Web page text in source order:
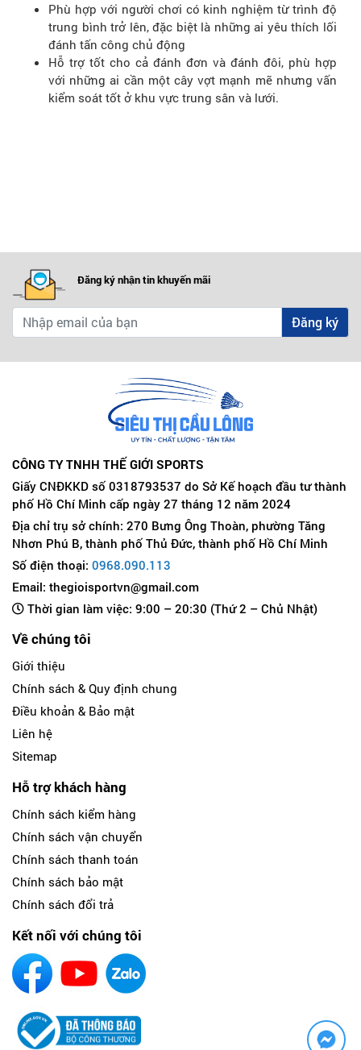
Phù hợp với người chơi có kinh nghiệm từ trình độ
trung bình trở lên, đặc biệt là những ai yêu thích lối
đánh tấn công chủ động
Hỗ trợ tốt cho cả đánh đơn và đánh đôi, phù hợp
với những ai cần một cây vợt mạnh mẽ nhưng vấn
kiểm soát tốt ở khu vực trung sân và lưới.
Đăng ký nhận tin khuyến mãi
Đăng ký
CÔNG TY TNHH THẾ GIỚI SPORTS
Giấy CNĐKKD số 0318793537 do Sở Kế hoạch đầu tư thành
phố Hồ Chí Minh cấp ngày 27 tháng 12 năm 2024
Địa chỉ trụ sở chính: 270 Bưng Ông Thoàn, phường Tăng
Nhơn Phú B, thành phố Thủ Đức, thành phố Hồ Chí Minh
Số điện thoại: 0968.090.113
Email: thegioisportvn@gmail.com
Thời gian làm việc: 9:00 – 20:30 (Thứ 2 – Chủ Nhật)
Về chúng tôi
Giới thiệu
Chính sách & Quy định chung
Điều khoản & Bảo mật
Liên hệ
Sitemap
Hỗ trợ khách hàng
Chính sách kiểm hàng
Chính sách vận chuyển
Chính sách thanh toán
Chính sách bảo mật
Chính sách đổi trả
Kết nối với chúng tôi